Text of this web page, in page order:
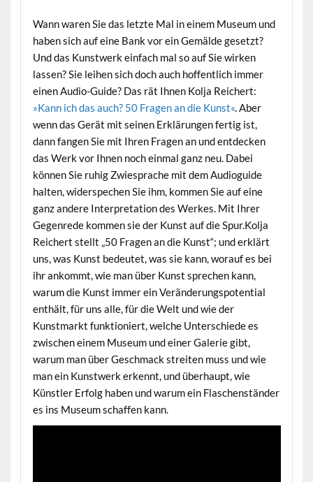
Wann waren Sie das letzte Mal in einem Museum und
haben sich auf eine Bank vor ein Gemälde gesetzt?
Und das Kunstwerk einfach mal so auf Sie wirken
lassen? Sie leihen sich doch auch hoffentlich immer
einen Audio-Guide? Das rät Ihnen Kolja Reichert:
»Kann ich das auch? 50 Fragen an die Kunst«. Aber
wenn das Gerät mit seinen Erklärungen fertig ist,
dann fangen Sie mit Ihren Fragen an und entdecken
das Werk vor Ihnen noch einmal ganz neu. Dabei
können Sie ruhig Zwiesprache mit dem Audioguide
halten, widerspechen Sie ihm, kommen Sie auf eine
ganz andere Interpretation des Werkes. Mit Ihrer
Gegenrede kommen sie der Kunst auf die Spur.Kolja
Reichert stellt „50 Fragen an die Kunst“; und erklärt
uns, was Kunst bedeutet, was sie kann, worauf es bei
ihr ankommt, wie man über Kunst sprechen kann,
warum die Kunst immer ein Veränderungspotential
enthält, für uns alle, für die Welt und wie der
Kunstmarkt funktioniert, welche Unterschiede es
zwischen einem Museum und einer Galerie gibt,
warum man über Geschmack streiten muss und wie
man ein Kunstwerk erkennt, und überhaupt, wie
Künstler Erfolg haben und warum ein Flaschenständer
es ins Museum schaffen kann.